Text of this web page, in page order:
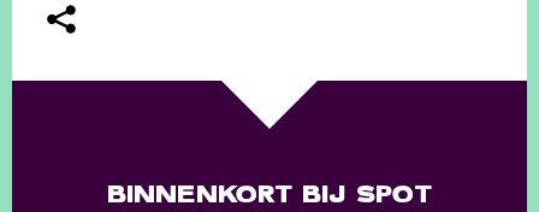
BINNENKORT BIJ SPOT